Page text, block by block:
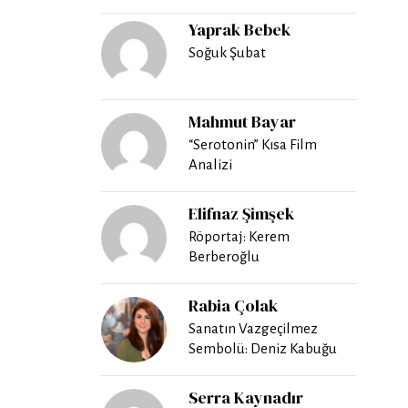
Yaprak Bebek
Soğuk Şubat
Mahmut Bayar
“Serotonin” Kısa Film
Analizi
Elifnaz Şimşek
Röportaj: Kerem
Berberoğlu
Rabia Çolak
Sanatın Vazgeçilmez
Sembolü: Deniz Kabuğu
Serra Kaynadır